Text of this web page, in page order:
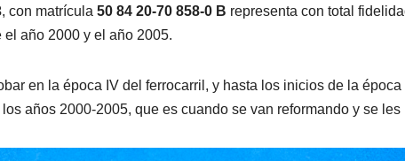
, con matrícula 50 84 20-70 858-0 B representa con total
año 2000 y el año 2005.
en la época IV del ferrocarril, y hasta los inicios de la
años 2000-2005, que es cuando se van reformando y se